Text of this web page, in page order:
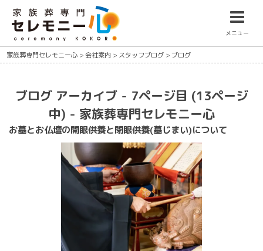
メニュー
家族葬専門セレモニー心 >会社案内 > スタッフブログ > ブログ
ブログ アーカイブ - 7ページ目 (13ページ
中) - 家族葬専門セレモニー心
お墓とお仏壇の開眼供養と閉眼供養(墓じまい)について